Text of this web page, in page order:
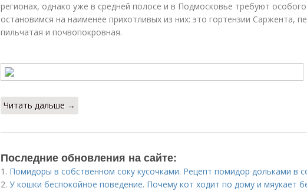
регионах, однако уже в средней полосе и в Подмосковье требуют
остановимся на наименее прихотливых из них: это гортензии Саржента,
пильчатая и почвопокровная.
Читать дальше →
Последние обновления на сайте:
1. Помидоры в собственном соку кусочками. Рецепт помидор дольками в
2. У кошки беспокойное поведение. Почему кот ходит по дому и мяукает